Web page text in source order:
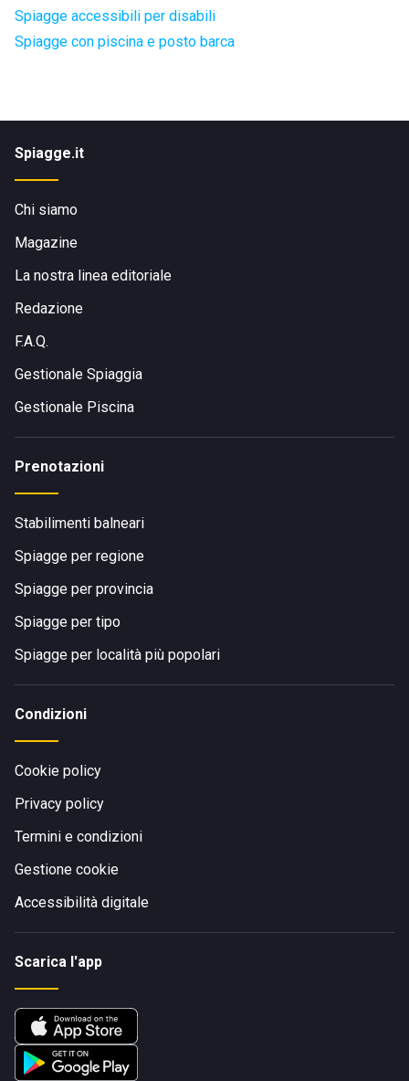
Spiagge accessibili per disabili
Spiagge con piscina e posto barca
Spiagge.it
Chi siamo
Magazine
La nostra linea editoriale
Redazione
F.A.Q.
Gestionale Spiaggia
Gestionale Piscina
Prenotazioni
Stabilimenti balneari
Spiagge per regione
Spiagge per provincia
Spiagge per tipo
Spiagge per località più popolari
Condizioni
Cookie policy
Privacy policy
Termini e condizioni
Gestione cookie
Accessibilità digitale
Scarica l'app